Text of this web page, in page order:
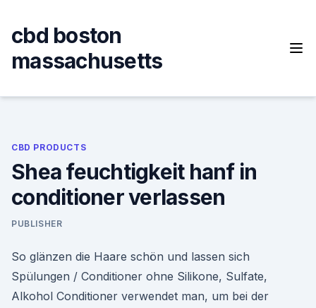
content
cbd boston
massachusetts
CBD PRODUCTS
Shea feuchtigkeit hanf in
conditioner verlassen
PUBLISHER
So glänzen die Haare schön und lassen sich
Spülungen / Conditioner ohne Silikone, Sulfate,
Alkohol Conditioner verwendet man, um bei der